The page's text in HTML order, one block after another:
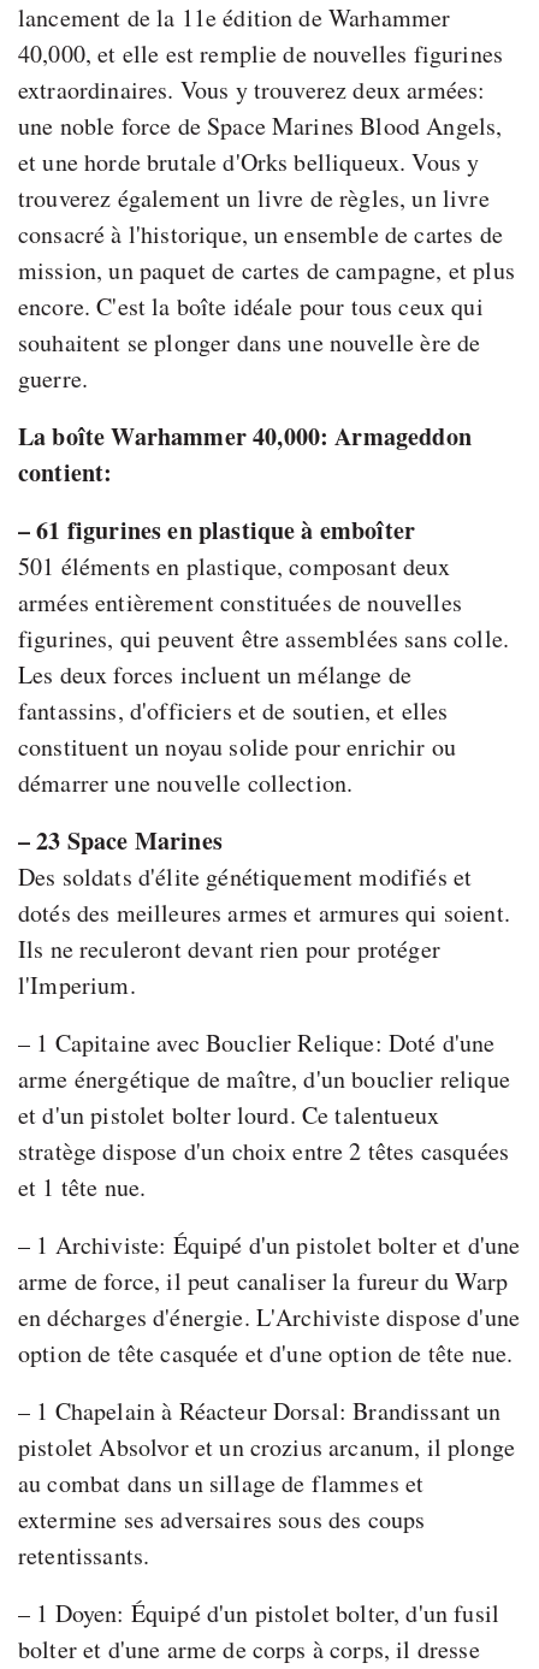
lancement de la 11e édition de Warhammer
40,000, et elle est remplie de nouvelles figurines
extraordinaires. Vous y trouverez deux armées:
une noble force de Space Marines Blood Angels,
et une horde brutale d'Orks belliqueux. Vous y
trouverez également un livre de règles, un livre
consacré à l'historique, un ensemble de cartes de
mission, un paquet de cartes de campagne, et plus
encore. C'est la boîte idéale pour tous ceux qui
souhaitent se plonger dans une nouvelle ère de
guerre.
La boîte Warhammer 40,000: Armageddon
contient:
– 61 figurines en plastique à emboîter
501 éléments en plastique, composant deux
armées entièrement constituées de nouvelles
figurines, qui peuvent être assemblées sans colle.
Les deux forces incluent un mélange de
fantassins, d'officiers et de soutien, et elles
constituent un noyau solide pour enrichir ou
démarrer une nouvelle collection.
– 23 Space Marines
Des soldats d'élite génétiquement modifiés et
dotés des meilleures armes et armures qui soient.
Ils ne reculeront devant rien pour protéger
l'Imperium.
– 1 Capitaine avec Bouclier Relique: Doté d'une
arme énergétique de maître, d'un bouclier relique
et d'un pistolet bolter lourd. Ce talentueux
stratège dispose d'un choix entre 2 têtes casquées
et 1 tête nue.
– 1 Archiviste: Équipé d'un pistolet bolter et d'une
arme de force, il peut canaliser la fureur du Warp
en décharges d'énergie. L'Archiviste dispose d'une
option de tête casquée et d'une option de tête nue.
– 1 Chapelain à Réacteur Dorsal: Brandissant un
pistolet Absolvor et un crozius arcanum, il plonge
au combat dans un sillage de flammes et
extermine ses adversaires sous des coups
retentissants.
– 1 Doyen: Équipé d'un pistolet bolter, d'un fusil
bolter et d'une arme de corps à corps, il dresse